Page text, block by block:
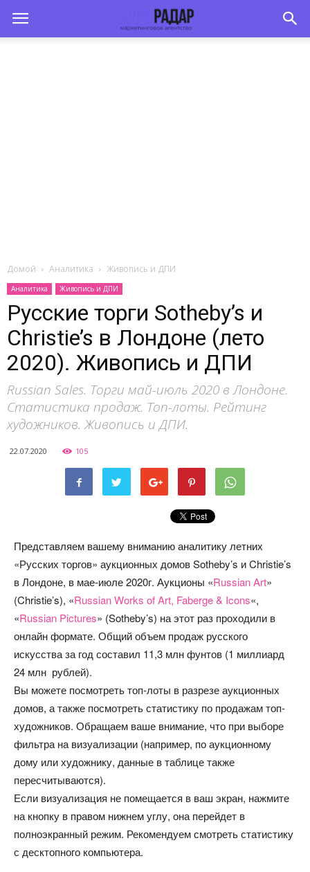
Домой Аналитика Живопись и ДПИ
Аналитика Живопись и ДПИ
Русские торги Sotheby’s и
Christie’s в Лондоне (лето
2020). Живопись и ДПИ
Russian Sales. Торги май-июль 2020 в Лондоне.
Статистика продаж. Топ-лоты. Рейтинг
художников. Живопись и ДПИ.
22.07.2020 105
Представляем вашему вниманию аналитику летних
«Русских торгов» аукционных домов Sotheby’s и Christie’s
в Лондоне, в мае-июле 2020г. Аукционы «Russian Art»
(Christie’s), «Russian Works of Art, Faberge & Icons«,
«Russian Pictures» (Sotheby’s) на этот раз проходили в
онлайн формате. Общий объем продаж русского
искусства за год составил 11,3 млн фунтов (1 миллиард
24 млн рублей).
Вы можете посмотреть топ-лоты в разрезе аукционных
домов, а также посмотреть статистику по продажам топ-
художников. Обращаем ваше внимание, что при выборе
фильтра на визуализации (например, по аукционному
дому или художнику, данные в таблице также
пересчитываются).
Если визуализация не помещается в ваш экран, нажмите
на кнопку в правом нижнем углу, она перейдет в
полноэкранный режим. Рекомендуем смотреть статистику
с десктопного компьютера.